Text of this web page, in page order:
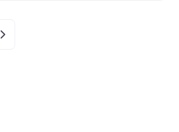
Older posts